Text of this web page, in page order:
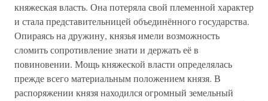
княжеская власть. Она потеряла свой племенной характер
и стала представительницей объединённого государства.
Опираясь на дружину, князья имели возможность
сломить сопротивление знати и держать её в
повиновении. Мощь княжеской власти определялась
прежде всего материальным положением князя. В
распоряжении князя находился огромный земельный